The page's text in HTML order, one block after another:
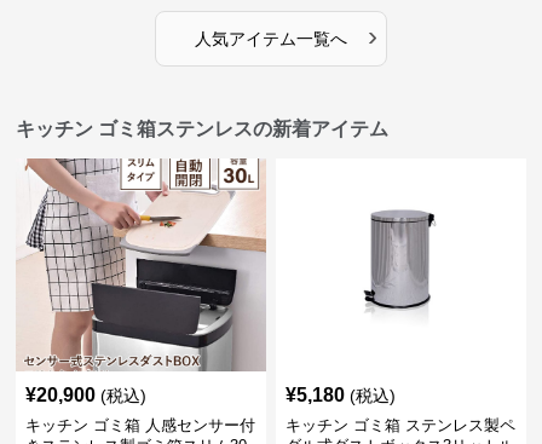
人気アイテム一覧へ ›
キッチン ゴミ箱ステンレスの新着アイテム
¥20,900 (税込)
キッチン ゴミ箱 人感センサー付
¥5,180 (税込)
キッチン ゴミ箱 ステンレス製ペ